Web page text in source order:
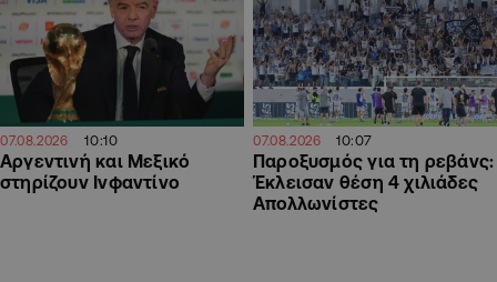
07.08.2026 10:10
Αργεντινή και Μεξικό
στηρίζουν Ινφαντίνο
07.08.2026 10:07
Παροξυσμός για τη ρεβάνς:
Έκλεισαν θέση 4 χιλιάδες
Απολλωνίστες